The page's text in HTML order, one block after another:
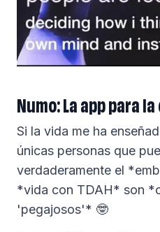
Numo: La app para
Si la vida me ha
únicas personas que
verdaderamente el
*vida con TDAH* son
'pegajosos'* 🤓